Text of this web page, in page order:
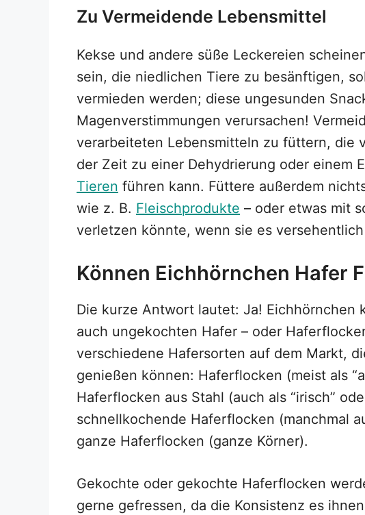
Zu Vermeidende Lebensmittel
Kekse und andere süße Leckereien
sein, die niedlichen Tiere zu besänftigen,
vermieden werden; diese ungesunden
Magenverstimmungen verursachen!
verarbeiteten Lebensmitteln zu füttern, die
der Zeit zu einer Dehydrierung oder einem
Tieren führen kann. Füttere außerdem
wie z. B. Fleischprodukte – oder etwas mit
verletzen könnte, wenn sie es
Können Eichhörnchen Hafer
Die kurze Antwort lautet: Ja! Eichhörnchen
auch ungekochten Hafer – oder
verschiedene Hafersorten auf dem Markt,
genießen können: Haferflocken (meist als
Haferflocken aus Stahl (auch als “irisch”
schnellkochende Haferflocken (manchmal
ganze Haferflocken (ganze Körner).
Gekochte oder gekochte Haferflocken
gerne gefressen, da die Konsistenz es